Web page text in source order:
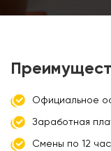
Официальное
Заработная
Смены по 12